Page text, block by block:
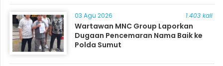
03 Agu 2026 1.403 kali
Wartawan MNC Group Laporkan
Dugaan Pencemaran Nama Baik ke
Polda Sumut